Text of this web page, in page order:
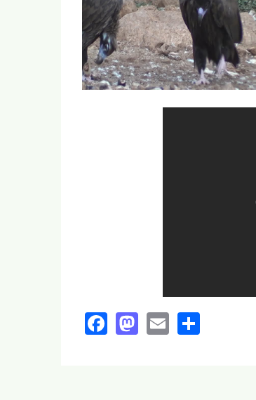
Facebook
Mastodon
Email